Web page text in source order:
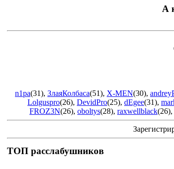
А
n1pa(31), ЗлаяКолбаса(51), X-MEN(30),
Lolguspro(26), DevidPro(25), dEgee(31),
FROZ3N(26), oboltys(28), raxwellblack(26),
ТОП расслабушников